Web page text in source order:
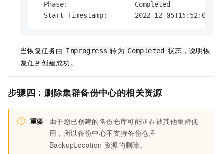
  Phase:                 Completed
  Start Timestamp:       2022-12-05T15:52:09Z
当恢复任务由 Inprogress 转为 Completed 状态，说明恢
复任务创建成功。
步骤四：删除集群备份中心的相关资源
重要
由于您已创建的备份仓库可能正在被其他集群使
用，所以备份中心不支持备份仓库
BackupLocation 资源的删除。